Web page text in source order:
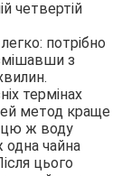
четвертій
потрібно
з
термінах
метод краще
цю ж воду
одна чайна
цього